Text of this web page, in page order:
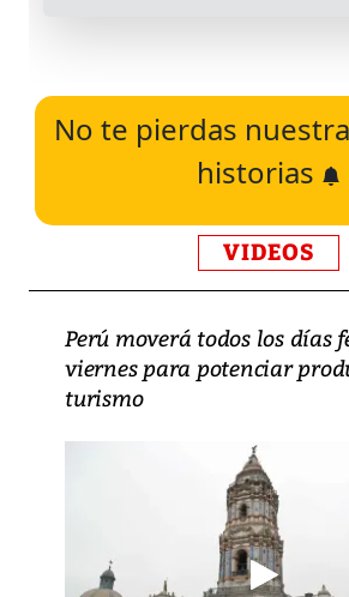
No te pierdas
historias
VIDEOS
Perú moverá todos los días
viernes para potenciar
turismo